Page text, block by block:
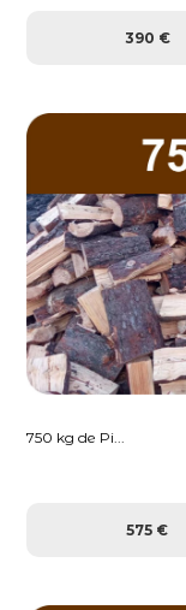
390 €
750 kg de Pi...
575 €